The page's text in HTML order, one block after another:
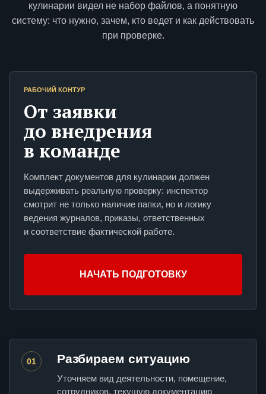
кулинарии видел не набор файлов, а понятную
систему: что нужно, зачем, кто ведет и как действовать
при проверке.
РАБОЧИЙ КОНТУР
От заявки
до внедрения
в команде
Комплект документов для кулинарии должен
выдерживать реальную проверку: инспектор
смотрит не только наличие папки, но и логику
ведения журналов, приказы, ответственных
и соответствие фактической работе.
НАЧАТЬ ПОДГОТОВКУ
01 Разбираем ситуацию
Уточняем вид деятельности, помещение,
сотрудников, текущую документацию